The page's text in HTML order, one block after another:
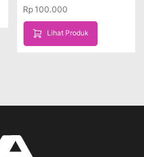
Rp 100.000
Lihat Produk